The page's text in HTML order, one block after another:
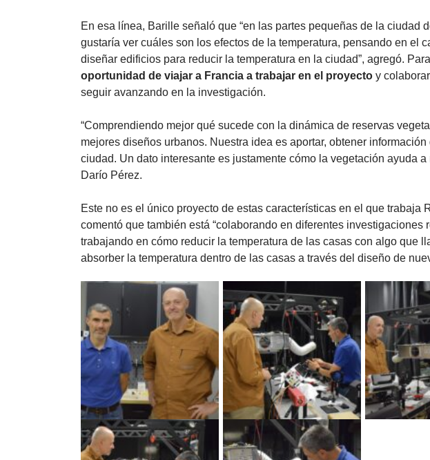
En esa línea, Barille señaló que “en las partes pequeñas de la ciudad
gustaría ver cuáles son los efectos de la temperatura, pensando en el
diseñar edificios para reducir la temperatura en la ciudad”, agregó.
oportunidad de viajar a Francia a trabajar en el proyecto y
seguir avanzando en la investigación.
“Comprendiendo mejor qué sucede con la dinámica de reservas
mejores diseños urbanos. Nuestra idea es aportar, obtener
ciudad. Un dato interesante es justamente cómo la vegetación ayuda
Darío Pérez.
Este no es el único proyecto de estas características en el que trabaja
comentó que también está “colaborando en diferentes
trabajando en cómo reducir la temperatura de las casas con algo que
absorber la temperatura dentro de las casas a través del diseño de